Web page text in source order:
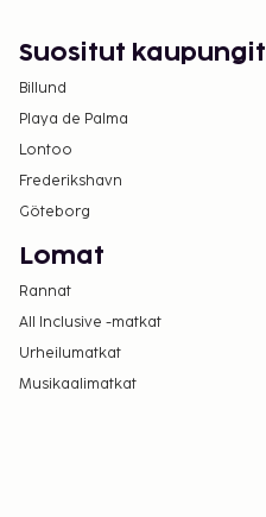
Suositut kaupungit
Billund
Playa de Palma
Lontoo
Frederikshavn
Göteborg
Lomat
Rannat
All Inclusive -matkat
Urheilumatkat
Musikaalimatkat